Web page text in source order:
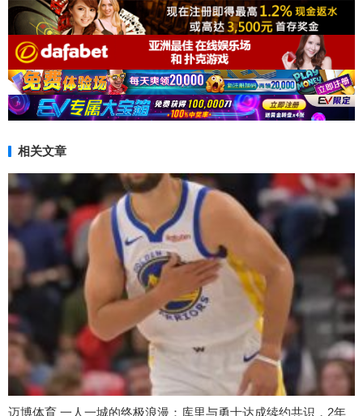
相关文章
迈博体育 一人一城的终极浪漫：库里与勇士达成续约共识，2年